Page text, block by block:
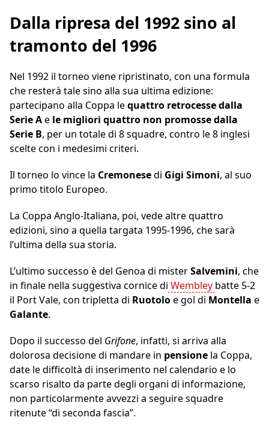
Dalla ripresa del 1992 sino al
tramonto del 1996
Nel 1992 il torneo viene ripristinato, con una formula
che resterà tale sino alla sua ultima edizione:
partecipano alla Coppa lequattro retrocesse dalla
Serie Ae le migliori quattro non promosse dalla
Serie B, per un totale di 8 squadre, contro le 8 inglesi
scelte con i medesimi criteri.
Il torneo lo vince la Cremonesedi Gigi Simoni, al suo
primo titolo Europeo.
La Coppa Anglo-Italiana, poi, vede altre quattro
edizioni, sino a quella targata 1995-1996, che sarà
l’ultima della sua storia.
L’ultimo successo è del Genoa di misterSalvemini, che
in finale nella suggestiva cornice di Wembley batte 5-2
il Port Vale, con tripletta di Ruotoloe gol di Montella e
Galante.
Dopo il successo del Grifone, infatti, si arriva alla
dolorosa decisione di mandare in pensione la Coppa,
date le difficoltà di inserimento nel calendario e lo
scarso risalto da parte degli organi di informazione,
non particolarmente avvezzi a seguire squadre
ritenute “di seconda fascia”.